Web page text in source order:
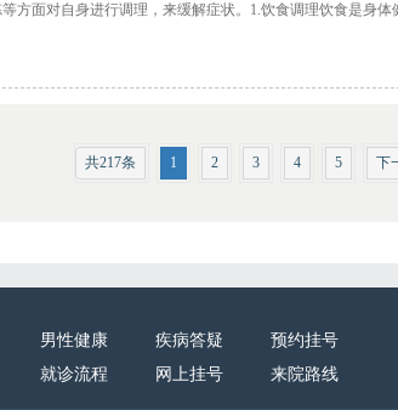
方面对自身进行调理，来缓解症状。1.饮食调理饮食是身
共217条 1 2 3 4 5 下
男性健康 疾病答疑
预约挂号
就诊流程 网上挂号 来院路线